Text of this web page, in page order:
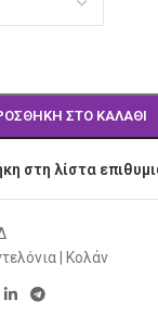
ΣΤΟ ΚΑΛΆΘΙ
στη λίστα
| Κολάν